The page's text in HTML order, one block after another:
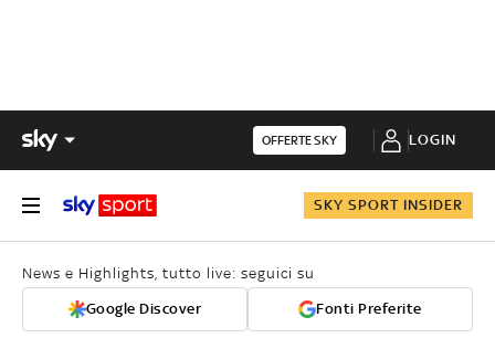
OFFERTE SKY LOGIN
SKY SPORT INSIDER
News e Highlights, tutto live: seguici su
Google Discover Fonti Preferite